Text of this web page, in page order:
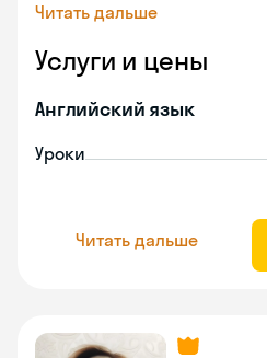
Читать дальше
Услуги и цены
Английский язык
Уроки
Читать дальше